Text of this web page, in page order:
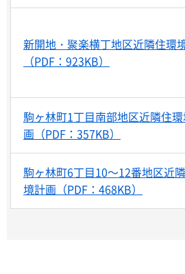
新開地・聚楽横丁地区近隣住環
（PDF：923KB）
駒ヶ林町1丁目南部地区近隣住
画（PDF：357KB）
駒ヶ林町6丁目10～12番地区近
境計画（PDF：468KB）